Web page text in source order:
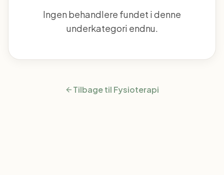
Ingen behandlere fundet i denne
underkategori endnu.
Tilbage til Fysioterapi